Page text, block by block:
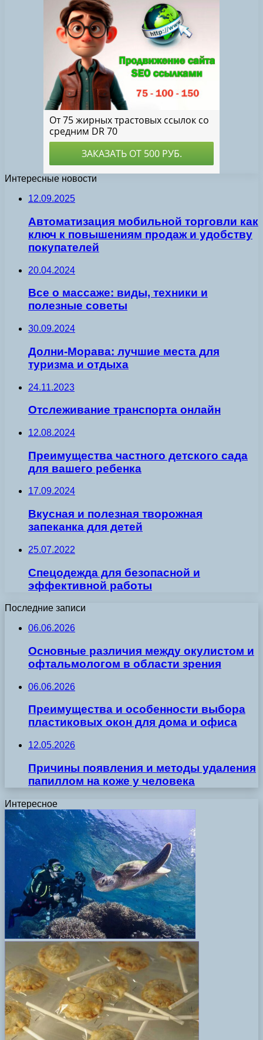
Интересные новости
12.09.2025
Автоматизация мобильной торговли как
ключ к повышениям продаж и удобству
покупателей
20.04.2024
Все о массаже: виды, техники и
полезные советы
30.09.2024
Долни-Морава: лучшие места для
туризма и отдыха
24.11.2023
Отслеживание транспорта онлайн
12.08.2024
Преимущества частного детского сада
для вашего ребенка
17.09.2024
Вкусная и полезная творожная
запеканка для детей
25.07.2022
Спецодежда для безопасной и
эффективной работы
Последние записи
06.06.2026
Основные различия между окулистом и
офтальмологом в области зрения
06.06.2026
Преимущества и особенности выбора
пластиковых окон для дома и офиса
12.05.2026
Причины появления и методы удаления
папиллом на коже у человека
Интересное